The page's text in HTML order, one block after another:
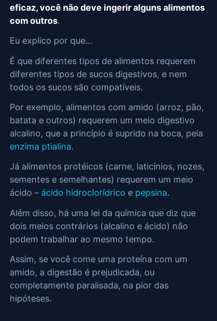
eficaz, você não deve ingerir alguns alimentos
com outros.
Eu explico por que…
É que diferentes tipos de alimentos requerem
diferentes tipos de sucos digestivos, e nem
todos os sucos são compatíveis.
Por exemplo, alimentos com amido (arroz, pão,
batata e outros) requerem um meio digestivo
alcalino, que a princípio é suprido na boca, pela
enzima ptialina.
Já alimentos protéicos (carne, laticínios, nozes,
sementes e semelhantes) requerem um meio
ácido – ácido hidroclorídrico e pepsina.
Além disso, há uma lei da química que diz que
dois meios contrários (alcalino e ácido) não
podem trabalhar ao mesmo tempo.
Assim, se você come uma proteína com um
amido, a digestão é prejudicada, ou
completamente paralisada, na pior das
hipóteses.